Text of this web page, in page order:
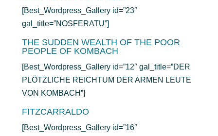
[Best_Wordpress_Gallery id=”23″
gal_title=”NOSFERATU”]
THE SUDDEN WEALTH OF THE POOR
PEOPLE OF KOMBACH
[Best_Wordpress_Gallery id=”12″ gal_title=”DER
PLÖTZLICHE REICHTUM DER ARMEN LEUTE
VON KOMBACH”]
FITZCARRALDO
[Best_Wordpress_Gallery id=”16″